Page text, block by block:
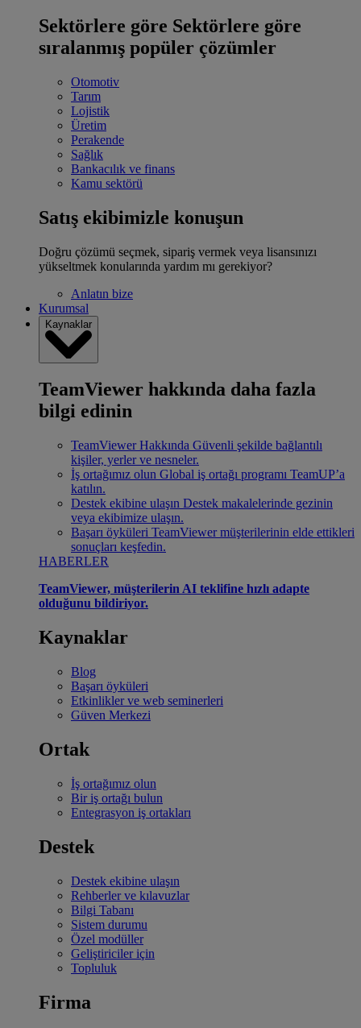
Sektörlere göre Sektörlere göre
sıralanmış popüler çözümler
Otomotiv
Tarım
Lojistik
Üretim
Perakende
Sağlık
Bankacılık ve finans
Kamu sektörü
Satış ekibimizle konuşun
Doğru çözümü seçmek, sipariş vermek veya lisansınızı
yükseltmek konularında yardım mı gerekiyor?
Anlatın bize
Kurumsal
Kaynaklar
TeamViewer hakkında daha fazla
bilgi edinin
TeamViewer Hakkında Güvenli şekilde bağlantılı
kişiler, yerler ve nesneler.
İş ortağımız olun Global iş ortağı programı TeamUP’a
katılın.
Destek ekibine ulaşın Destek makalelerinde gezinin
veya ekibimize ulaşın.
Başarı öyküleri TeamViewer müşterilerinin elde ettikleri
sonuçları keşfedin.
HABERLER
TeamViewer, müşterilerin AI teklifine hızlı adapte
olduğunu bildiriyor.
Kaynaklar
Blog
Başarı öyküleri
Etkinlikler ve web seminerleri
Güven Merkezi
Ortak
İş ortağımız olun
Bir iş ortağı bulun
Entegrasyon iş ortakları
Destek
Destek ekibine ulaşın
Rehberler ve kılavuzlar
Bilgi Tabanı
Sistem durumu
Özel modüller
Geliştiriciler için
Topluluk
Firma